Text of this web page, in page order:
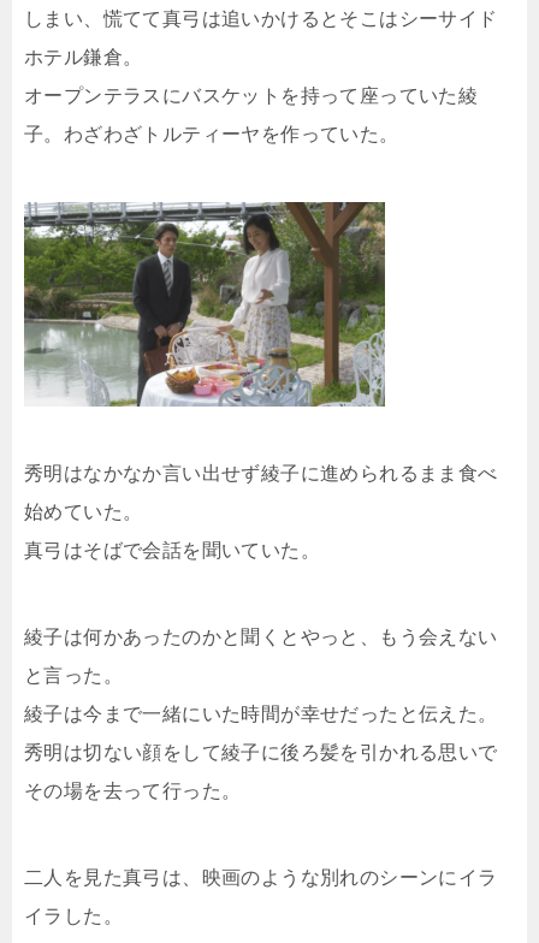
しまい、慌てて真弓は追いかけるとそこはシーサイド
ホテル鎌倉。
オープンテラスにバスケットを持って座っていた綾
子。わざわざトルティーヤを作っていた。
秀明はなかなか言い出せず綾子に進められるまま食べ
始めていた。
真弓はそばで会話を聞いていた。
綾子は何かあったのかと聞くとやっと、もう会えない
と言った。
綾子は今まで一緒にいた時間が幸せだったと伝えた。
秀明は切ない顔をして綾子に後ろ髪を引かれる思いで
その場を去って行った。
二人を見た真弓は、映画のような別れのシーンにイラ
イラした。